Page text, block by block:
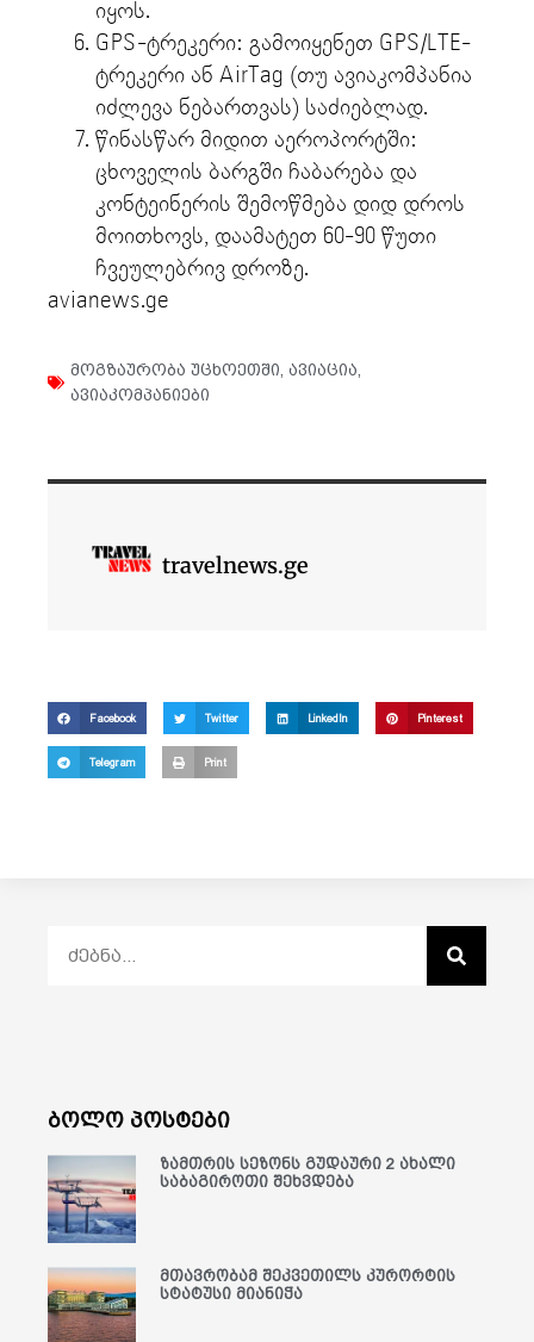
იყოს.
GPS-ტრეკერი: გამოიყენეთ GPS/LTE-
ტრეკერი ან AirTag (თუ ავიაკომპანია
იძლევა ნებართვას) საძიებლად.
წინასწარ მიდით აეროპორტში:
ცხოველის ბარგში ჩაბარება და
კონტეინერის შემოწმება დიდ დროს
მოითხოვს, დაამატეთ 60-90 წუთი
ჩვეულებრივ დროზე.
avianews.ge
მოგზაურობა უცხოეთში, ავიაცია,
ავიაკომპანიები
travelnews.ge
Facebook Twitter LinkedIn Pinterest
Telegram Print
ბოლო პოსტები
ზამთრის სეზონს გუდაური 2 ახალი
საბაგიროთი შეხვდება
მთავრობამ შეკვეთილს კურორტის
სტატუსი მიანიჭა